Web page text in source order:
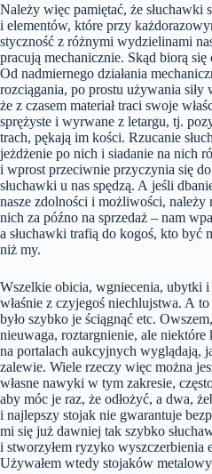
Należy więc pamiętać, że słuchawki
i elementów, które przy
styczność z różnymi wydzielinami
pracują mechanicznie. Skąd biorą się
Od nadmiernego działania
rozciągania, po prostu używania
że z czasem materiał traci swoje
sprężyste i wyrwane z letargu, tj.
trach, pękają im kości. Rzucanie
jeżdżenie po nich i siadanie na nich
i wprost przeciwnie przyczynia się
słuchawki u nas spędzą. A jeśli
nasze zdolności i możliwości, należy
nich za późno na sprzedaż – nam
a słuchawki trafią do kogoś, kto być
niż my.
Wszelkie obicia, wgniecenia, ubytki
właśnie z czyjegoś niechlujstwa. A to
było szybko je ściągnąć etc.
nieuwaga, roztargnienie, ale
na portalach aukcyjnych wyglądają,
zalewie. Wiele rzeczy więc można
własne nawyki w tym zakresie,
aby móc je raz, że odłożyć, a dwa,
i najlepszy stojak nie gwarantuje
mi się już dawniej tak szybko
i stworzyłem ryzyko wyszczerbienia
Używałem wtedy stojaków